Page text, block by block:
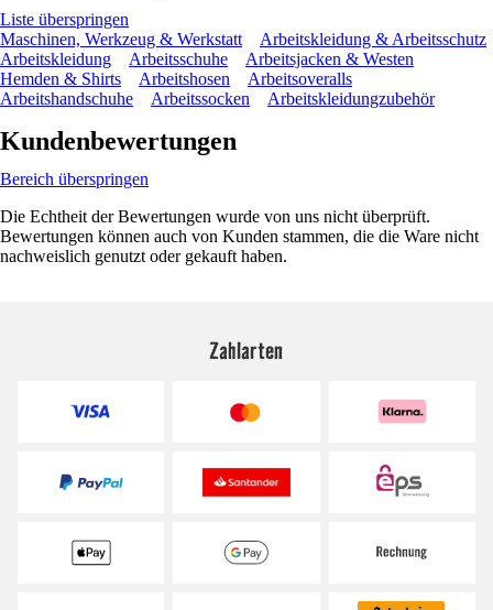
Liste überspringen
Maschinen, Werkzeug & Werkstatt
Arbeitskleidung & Arbeitsschutz
Arbeitskleidung
Arbeitsschuhe
Arbeitsjacken & Westen
Hemden & Shirts
Arbeitshosen
Arbeitsoveralls
Arbeitshandschuhe
Arbeitssocken Arbeitskleidungzubehör
Kundenbewertungen
Bereich überspringen
Die Echtheit der Bewertungen wurde von uns nicht überprüft.
Bewertungen können auch von Kunden stammen, die die Ware nicht
nachweislich genutzt oder gekauft haben.
Zahlarten